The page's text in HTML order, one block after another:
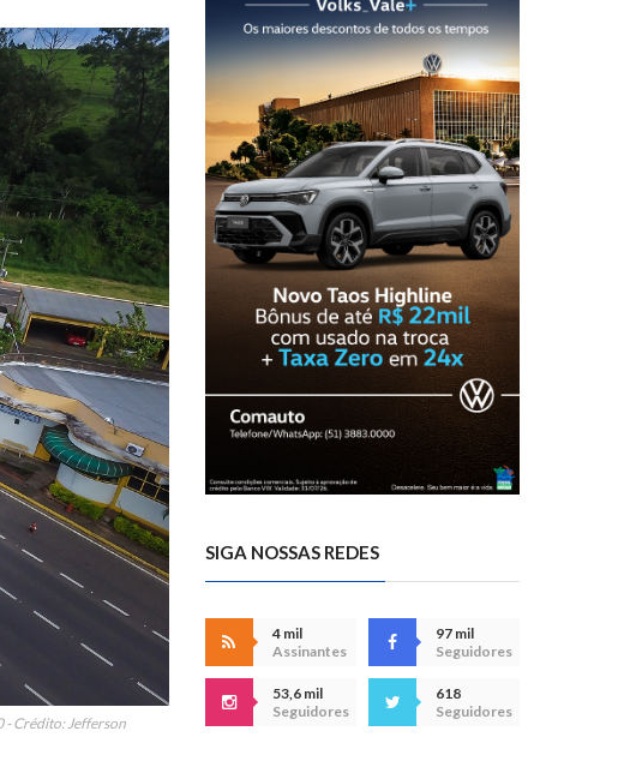
- Crédito: Jefferson
SIGA NOSSAS REDES
4 mil
Assinantes
97 mil
Seguidores
53,6 mil
Seguidores
618
Seguidores